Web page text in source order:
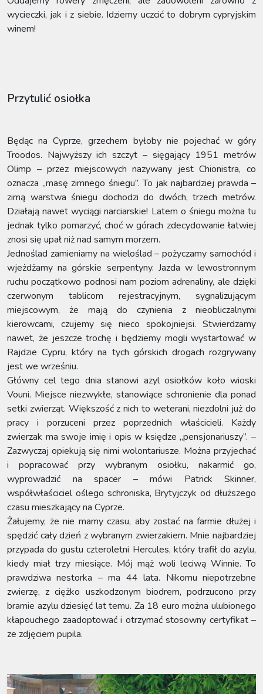
wycieczki, jak i z siebie. Idziemy uczcić to dobrym cypryjskim
winem!
Przytulić osiołka
Będąc na Cyprze, grzechem byłoby nie pojechać w góry
Troodos. Najwyższy ich szczyt – sięgający 1951 metrów
Olimp – przez miejscowych nazywany jest Chionistra, co
oznacza „masę zimnego śniegu”. To jak najbardziej prawda –
zimą warstwa śniegu dochodzi do dwóch, trzech metrów.
Działają nawet wyciągi narciarskie! Latem o śniegu można tu
jednak tylko pomarzyć, choć w górach zdecydowanie łatwiej
znosi się upał niż nad samym morzem.
Jednoślad zamieniamy na wieloślad – pożyczamy samochód i
wjeżdżamy na górskie serpentyny. Jazda w lewostronnym
ruchu początkowo podnosi nam poziom adrenaliny, ale dzięki
czerwonym tablicom rejestracyjnym, sygnalizującym
miejscowym, że mają do czynienia z nieobliczalnymi
kierowcami, czujemy się nieco spokojniejsi. Stwierdzamy
nawet, że jeszcze trochę i będziemy mogli wystartować w
Rajdzie Cypru, który na tych górskich drogach rozgrywany
jest we wrześniu.
Główny cel tego dnia stanowi azyl osiołków koło wioski
Vouni. Miejsce niezwykłe, stanowiące schronienie dla ponad
setki zwierząt. Większość z nich to weterani, niezdolni już do
pracy i porzuceni przez poprzednich właścicieli. Każdy
zwierzak ma swoje imię i opis w księdze „pensjonariuszy”. –
Zazwyczaj opiekują się nimi wolontariusze. Można przyjechać
i popracować przy wybranym osiołku, nakarmić go,
wyprowadzić na spacer – mówi Patrick Skinner,
współwłaściciel oślego schroniska, Brytyjczyk od dłuższego
czasu mieszkający na Cyprze.
Żałujemy, że nie mamy czasu, aby zostać na farmie dłużej i
spędzić cały dzień z wybranym zwierzakiem. Mnie najbardziej
przypada do gustu czteroletni Hercules, który trafił do azylu,
kiedy miał trzy miesiące. Mój mąż woli leciwą Winnie. To
prawdziwa nestorka – ma 44 lata. Nikomu niepotrzebne
zwierzę, z ciężko uszkodzonym biodrem, podrzucono przy
bramie azylu dziesięć lat temu. Za 18 euro można ulubionego
kłapouchego zaadoptować i otrzymać stosowny certyfikat –
ze zdjęciem pupila.